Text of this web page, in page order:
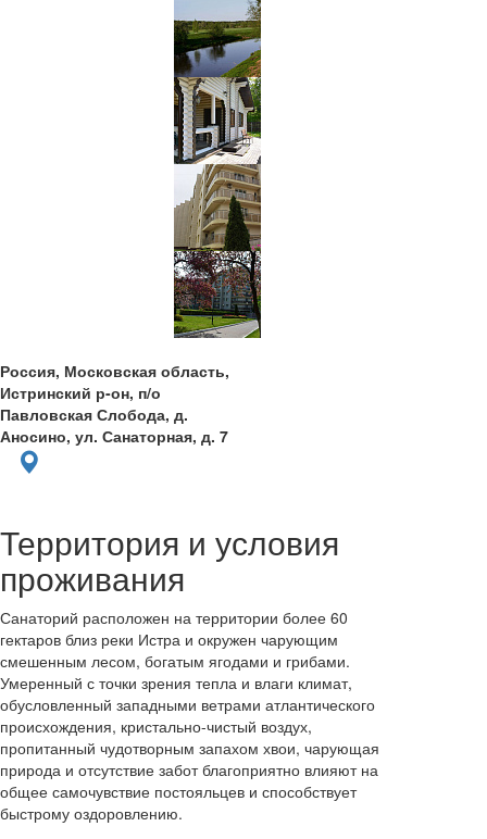
Россия, Московская область,
Истринский р-он, п/о
Павловская Слобода, д.
Аносино, ул. Санаторная, д. 7
Территория и условия
проживания
Санаторий расположен на территории более 60
гектаров близ реки Истра и окружен чарующим
смешенным лесом, богатым ягодами и грибами.
Умеренный с точки зрения тепла и влаги климат,
обусловленный западными ветрами атлантического
происхождения, кристально-чистый воздух,
пропитанный чудотворным запахом хвои, чарующая
природа и отсутствие забот благоприятно влияют на
общее самочувствие постояльцев и способствует
быстрому оздоровлению.